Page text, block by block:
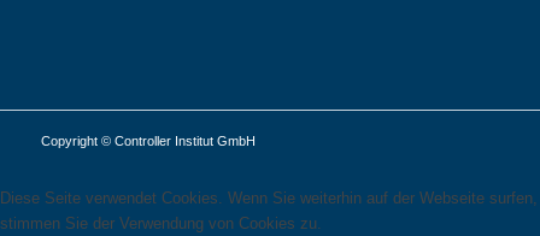
Copyright © Controller Institut GmbH
Diese Seite verwendet Cookies. Wenn Sie weiterhin auf der Webseite surfen,
stimmen Sie der Verwendung von Cookies zu.